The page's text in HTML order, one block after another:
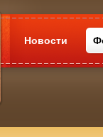
Новости